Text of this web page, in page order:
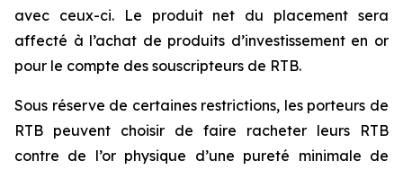
avec ceux-ci. Le produit net du placement sera
affecté à l’achat de produits d’investissement en or
pour le compte des souscripteurs de RTB.
Sous réserve de certaines restrictions, les porteurs de
RTB peuvent choisir de faire racheter leurs RTB
contre de l’or physique d’une pureté minimale de